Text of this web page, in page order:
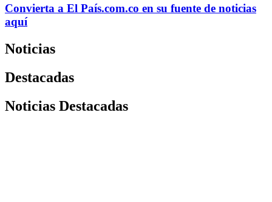
Convierta a El País.com.co en su fuente de noticias
aquí
Noticias
Destacadas
Noticias Destacadas